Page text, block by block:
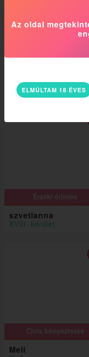
Eszti
III. kerület
Érzéki érintés
szvetlanna
XVIII. kerület
Cicis kényeztetés
Meli
Az oldal
ELMÚLTAM 18 ÉVES